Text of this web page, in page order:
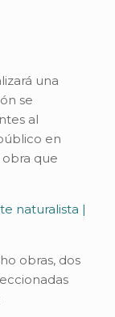
una
se
al
en
que
naturalista |
obras, dos